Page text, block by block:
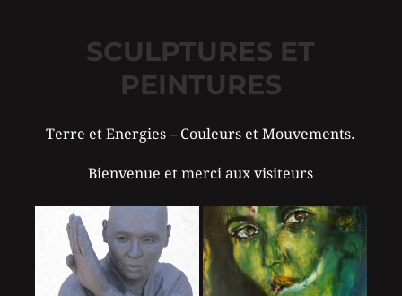
SCULPTURES ET
PEINTURES
Terre et Energies – Couleurs et Mouvements.
Bienvenue et merci aux visiteurs